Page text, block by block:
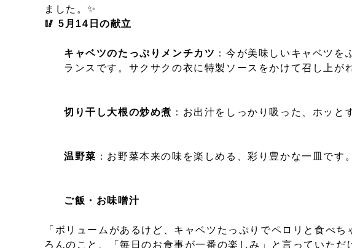
ました。✨
🥢 5月14日の献立
キャベツのたっぷりメンチカツ ：今が美味しいキャベツ
ランスです。サクサクの衣に特製ソースをかけて召し上が
切り干し大根の炒め煮 ：お出汁をしっかり吸った、ホッと
温野菜 ：お野菜本来の味を楽しめる、彩り豊かな一皿です
ご飯・お味噌汁
「ボリュームがあるけど、キャベツたっぷりでペロリと食べ
ろんのこと、「毎日のお食事が一番の楽しみ」と言っていた